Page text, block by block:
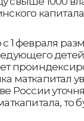
1 февраля
маткапитал
России